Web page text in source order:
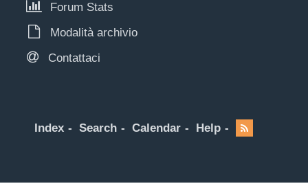
Forum Stats
Modalità archivio
Contattaci
Index Search Calendar Help